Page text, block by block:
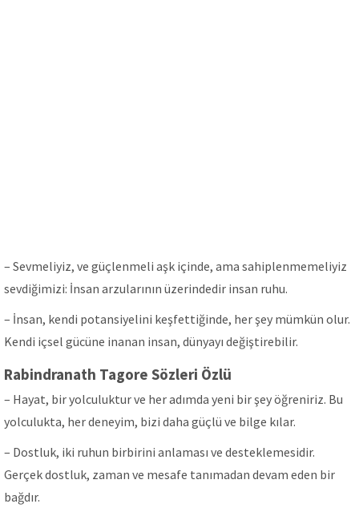
– Sevmeliyiz, ve güçlenmeli aşk içinde, ama sahiplenmemeliyiz
sevdiğimizi: İnsan arzularının üzerindedir insan ruhu.
– İnsan, kendi potansiyelini keşfettiğinde, her şey mümkün olur.
Kendi içsel gücüne inanan insan, dünyayı değiştirebilir.
Rabindranath Tagore Sözleri Özlü
– Hayat, bir yolculuktur ve her adımda yeni bir şey öğreniriz. Bu
yolculukta, her deneyim, bizi daha güçlü ve bilge kılar.
– Dostluk, iki ruhun birbirini anlaması ve desteklemesidir.
Gerçek dostluk, zaman ve mesafe tanımadan devam eden bir
bağdır.